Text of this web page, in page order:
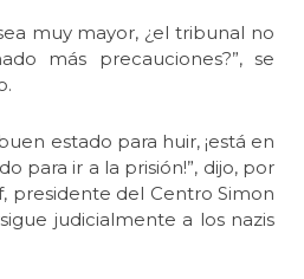
muy mayor, ¿el tribunal no
más precauciones?”, se
estado para huir, ¡está en
para ir a la prisión!”, dijo, por
presidente del Centro Simon
judicialmente a los nazis